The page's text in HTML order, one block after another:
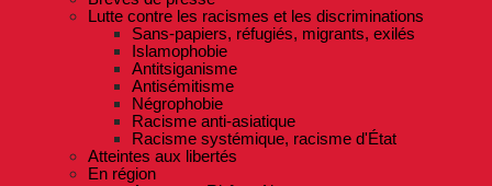
Lutte contre les racismes et les discriminations
Sans-papiers, réfugiés, migrants, exilés
Islamophobie
Antitsiganisme
Antisémitisme
Négrophobie
Racisme anti-asiatique
Racisme systémique, racisme d'État
Atteintes aux libertés
En région